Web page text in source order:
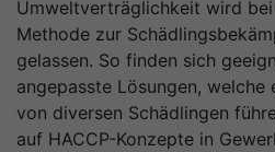
Umweltverträglichkeit wird
Methode zur
gelassen. So finden sich
angepasste Lösungen,
von diversen Schädlingen
auf HACCP-Konzepte in